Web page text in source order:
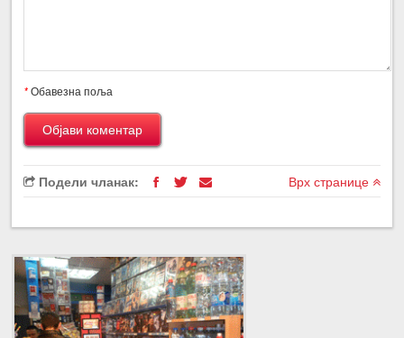
*Обавезна поља
Подели чланак: Врх странице